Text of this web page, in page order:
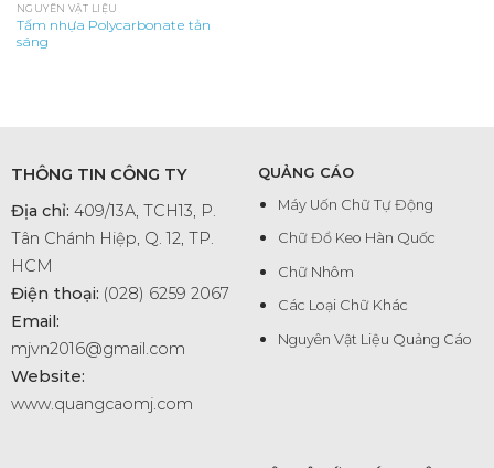
NGUYÊN VẬT LIỆU
Tấm nhựa Polycarbonate tản
sáng
THÔNG TIN CÔNG TY
Địa chỉ: 409/13A, TCH13, P.
Tân Chánh Hiệp, Q. 12, TP.
HCM
Điện thoại: (028) 6259 2067
Email:
mjvn2016@gmail.com
Website:
www.quangcaomj.com
QUẢNG CÁO
Máy Uốn Chữ Tự Động
Chữ Đổ Keo Hàn Quốc
Chữ Nhôm
Các Loại Chữ Khác
Nguyên Vật Liệu Quảng Cáo